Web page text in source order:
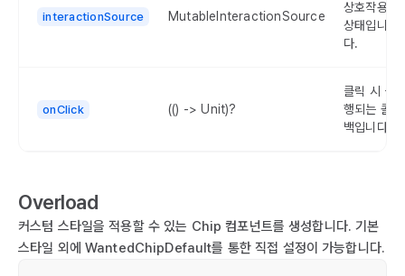
interactionSource MutableInteractionSource
상호작용
상태입니
다.
onClick (() -> Unit)?
클릭 시 실
행되는 콜
백입니다.
Overload
커스텀 스타일을 적용할 수 있는 Chip 컴포넌트를 생성합니다. 기본
스타일 외에 WantedChipDefault를 통한 직접 설정이 가능합니다.